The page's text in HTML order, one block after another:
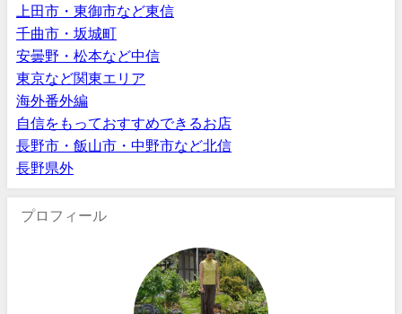
上田市・東御市など東信
千曲市・坂城町
安曇野・松本など中信
東京など関東エリア
海外番外編
自信をもっておすすめできるお店
長野市・飯山市・中野市など北信
長野県外
プロフィール